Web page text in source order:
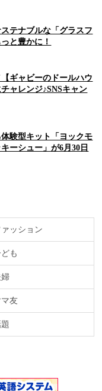
テナブルな「グラスフ
と豊かに！
ギャビーのドールハウ
ャレンジ♪SNSキャン
験型キット「ヨックモ
ーシュー」が6月30日
ァッション
も
婦
マ友